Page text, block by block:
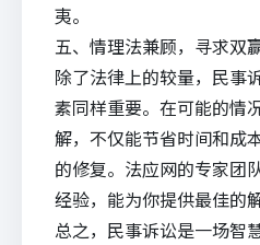
夷。
五、情理法兼顾，寻求双
除了法律上的较量，民事
素同样重要。在可能的情
解，不仅能节省时间和成
的修复。法应网的专家团
经验，能为你提供最佳的
总之，民事诉讼是一场智